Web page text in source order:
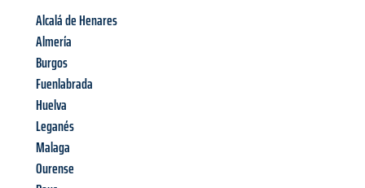
Alcalá de Henares
Almería
Burgos
Fuenlabrada
Huelva
Leganés
Malaga
Ourense